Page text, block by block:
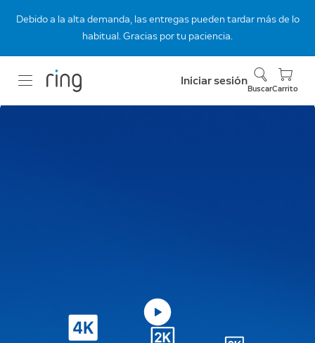
Debido a la alta demanda, las entregas pueden tardar más de lo
habitual. Gracias por tu paciencia.
Iniciar sesión
BuscarCarrito